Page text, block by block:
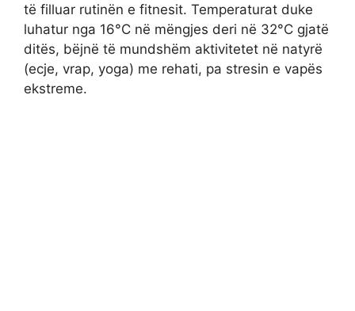
të filluar rutinën e fitnesit. Temperaturat duke
luhatur nga 16°C në mëngjes deri në 32°C gjatë
ditës, bëjnë të mundshëm aktivitetet në natyrë
(ecje, vrap, yoga) me rehati, pa stresin e vapës
ekstreme.